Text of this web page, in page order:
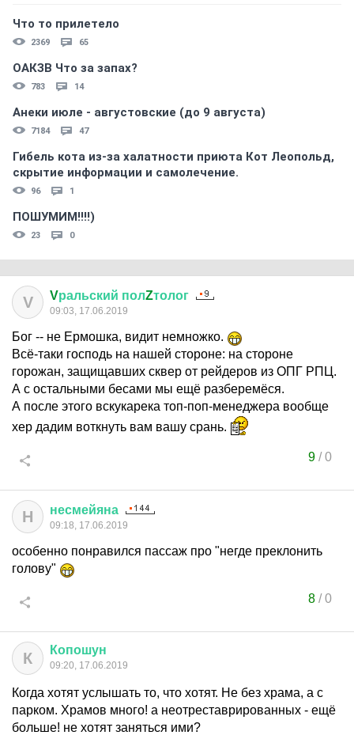
Что то прилетело
2369 65
ОАКЗВ Что за запах?
783 14
Анеки июле - августовские (до 9 августа)
7184 47
Гибель кота из-за халатности приюта Кот Леопольд,
скрытиe информации и самолечение.
96 1
ПОШУМИМ!!!!)
23 0
V Vральский полZтолог
09:03, 17.06.2019
Бог -- не Ермошка, видит немножко.
Всё-таки господь на нашей стороне: на стороне
горожан, защищавших сквер от рейдеров из ОПГ РПЦ.
А с остальными бесами мы ещё разберемёся.
А после этого вскукарека топ-поп-менеджера вообще
хер дадим воткнуть вам вашу срань.
9/0
Н несмейяна
09:18, 17.06.2019
особенно понравился пассаж про "негде преклонить
голову"
8/0
К Копошун
09:20, 17.06.2019
Когда хотят услышать то, что хотят. Не без храма, а с
парком. Храмов много! а неотреставрированных - ещё
больше! не хотят заняться ими?